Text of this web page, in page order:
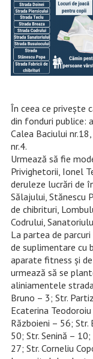
În ceea ce privește
din fonduri publice:
Calea Baciului
nr.4.
Urmează să fie
Privighetorii, Ionel
deruleze lucrări de
Sălajului, Stănescu
de chibrituri,
Codrului,
La partea de
de suplimentare cu
aparate fitness și
urmează să se
aliniamentele
Bruno – 3; Str.
Ecaterina
Războieni – 56; Str.
50; Str. Senină –
27; Str. Corneliu